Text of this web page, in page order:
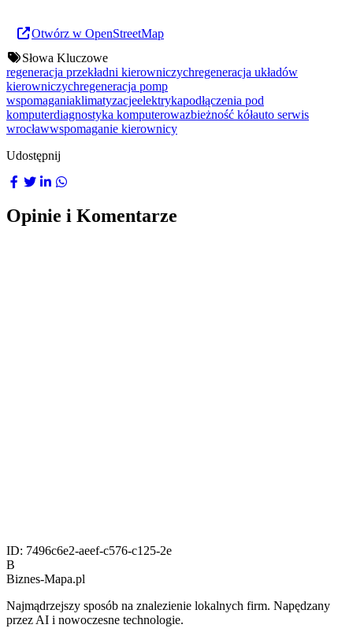
Otwórz w OpenStreetMap
Słowa Kluczowe
regeneracja przekładni kierowniczychregeneracja układów
kierowniczychregeneracja pomp
wspomaganiaklimatyzacjeelektrykapodłączenia pod
komputerdiagnostyka komputerowazbieżność kółauto serwis
wrocławwspomaganie kierownicy
Udostępnij
Opinie i Komentarze
ID: 7496c6e2-aeef-c576-c125-2e
B
Biznes-Mapa.pl
Najmądrzejszy sposób na znalezienie lokalnych firm. Napędzany
przez AI i nowoczesne technologie.